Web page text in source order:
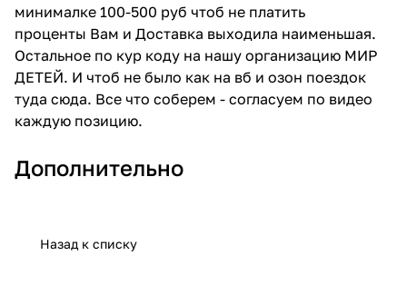
минималке 100-500 руб чтоб не платить
проценты Вам и Доставка выходила наименьшая.
Остальное по кур коду на нашу организацию МИР
ДЕТЕЙ. И чтоб не было как на вб и озон поездок
туда сюда. Все что соберем - согласуем по видео
каждую позицию.
Дополнительно
Назад к списку